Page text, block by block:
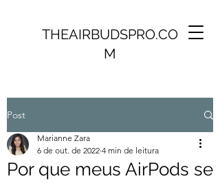
THEAIRBUDSPRO.CO
M
Post
Por que meus AirPods se
Marianne Zara
6 de out. de 2022 4 min de leitura